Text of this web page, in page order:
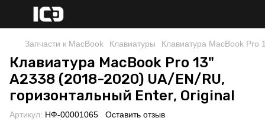
Запчасти к MacBook Клавиатуры Клавиатура MacBook Pro
Клавиатура MacBook Pro 13"
A2338 (2018-2020) UA/EN/RU,
горизонтальный Enter, Original
Артикул: НФ-00001065 Оставить отзыв